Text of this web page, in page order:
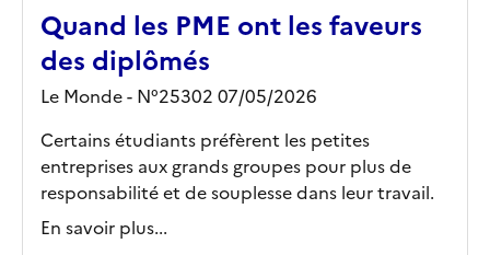
Quand les PME ont les faveurs
des diplômés
Le Monde - N°25302 07/05/2026
Certains étudiants préfèrent les petites
entreprises aux grands groupes pour plus de
responsabilité et de souplesse dans leur travail.
En savoir plus...